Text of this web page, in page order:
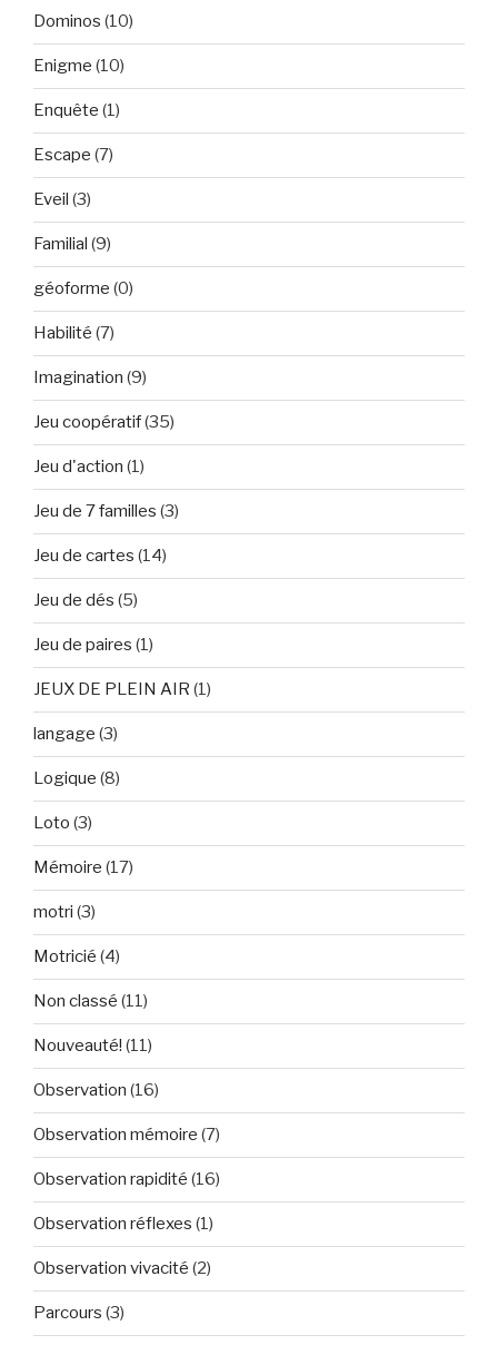
Dominos (10)
Enigme (10)
Enquête (1)
Escape (7)
Eveil (3)
Familial (9)
géoforme (0)
Habilité (7)
Imagination (9)
Jeu coopératif(35)
Jeu d'action (1)
Jeu de 7 familles (3)
Jeu de cartes (14)
Jeu de dés (5)
Jeu de paires (1)
JEUX DE PLEIN AIR (1)
langage (3)
Logique (8)
Loto (3)
Mémoire (17)
motri (3)
Motricié (4)
Non classé (11)
Nouveauté! (11)
Observation (16)
Observation mémoire (7)
Observation rapidité (16)
Observation réflexes (1)
Observation vivacité (2)
Parcours (3)